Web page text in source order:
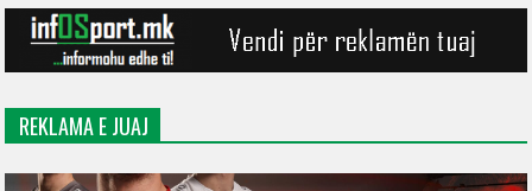
REKLAMA E JUAJ